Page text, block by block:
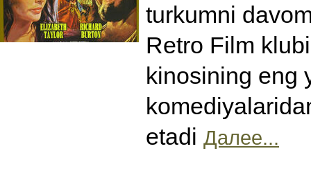
turkumni
Retro Film
kinosining eng
etadi Далее...